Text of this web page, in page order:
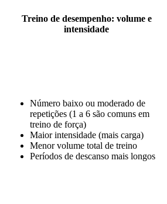
Treino de desempenho: volume e
intensidade
Número baixo ou moderado de
repetições (1 a 6 são comuns em
treino de força)
Maior intensidade (mais carga)
Menor volume total de treino
Períodos de descanso mais longos